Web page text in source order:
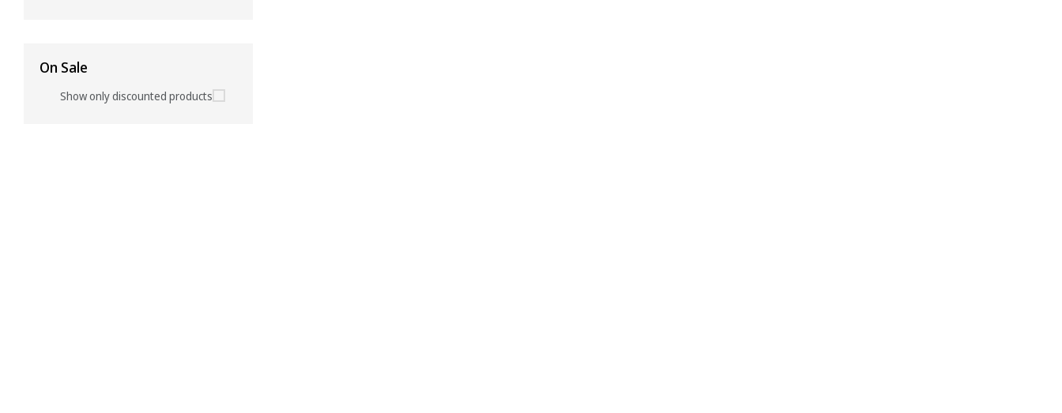
On Sale
Show only discounted products